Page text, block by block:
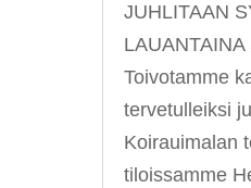
JUHLITAAN
Toivotamme
tervetulleiksi
Koirauimalan
tiloissamme